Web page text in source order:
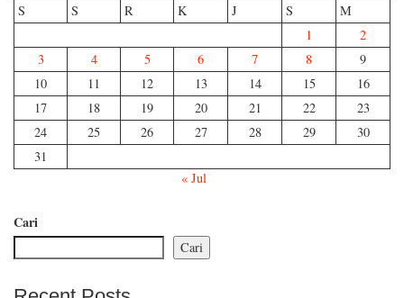
S
S R K J S
M
1
2
3
4 5 6 7 8
9
10
11 12 13 14 15
16
17
18 19 20 21 22
23
24
25 26 27 28 29
30
31
« Jul
Cari
Cari